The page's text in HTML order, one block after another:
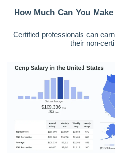
How Much Can You
Certified professionals can
their non-